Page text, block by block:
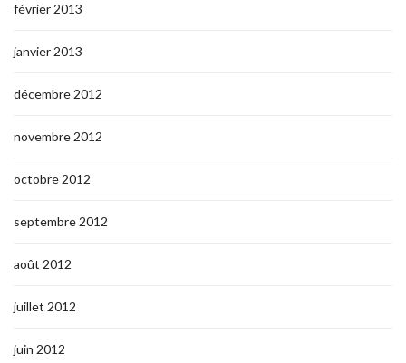
février 2013
janvier 2013
décembre 2012
novembre 2012
octobre 2012
septembre 2012
août 2012
juillet 2012
juin 2012